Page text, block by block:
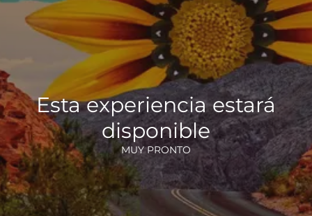
Esta experiencia estará
disponible
MUY PRONTO